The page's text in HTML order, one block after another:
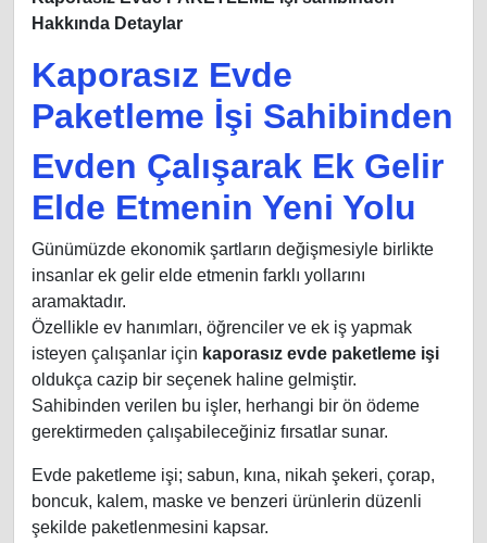
Hakkında Detaylar
Kaporasız Evde
Paketleme İşi Sahibinden
Evden Çalışarak Ek Gelir
Elde Etmenin Yeni Yolu
Günümüzde ekonomik şartların değişmesiyle birlikte
insanlar ek gelir elde etmenin farklı yollarını
aramaktadır.
Özellikle ev hanımları, öğrenciler ve ek iş yapmak
isteyen çalışanlar için kaporasız evde paketleme işi
oldukça cazip bir seçenek haline gelmiştir.
Sahibinden verilen bu işler, herhangi bir ön ödeme
gerektirmeden çalışabileceğiniz fırsatlar sunar.
Evde paketleme işi; sabun, kına, nikah şekeri, çorap,
boncuk, kalem, maske ve benzeri ürünlerin düzenli
şekilde paketlenmesini kapsar.